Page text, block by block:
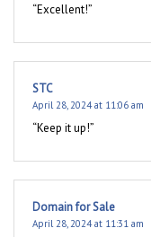
“Excellent!”
STC
April 28, 2024 at 11:06 am
“Keep it up!”
Domain for Sale
April 28, 2024 at 11:31 am